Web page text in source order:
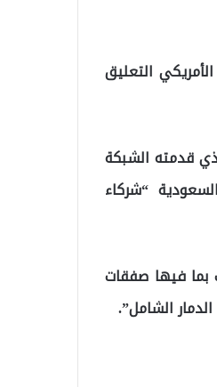
التعليق
قدمته الشبكة
“شركاء
بما فيها صفقات
الشامل”.